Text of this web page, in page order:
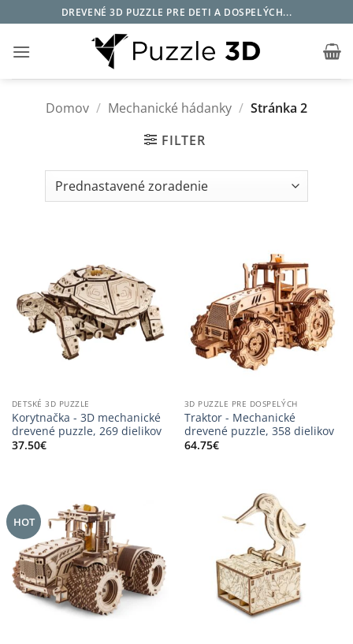
to
content
DREVENÉ 3D PUZZLE PRE DETI A DOSPELÝCH...
Domov / Mechanické hádanky / Stránka 2
FILTER
DETSKÉ 3D PUZZLE
Korytnačka - 3D mechanické
drevené puzzle, 269 dielikov
37.50€
3D PUZZLE PRE DOSPELÝCH
Traktor - Mechanické
drevené puzzle, 358 dielikov
64.75€
HOT